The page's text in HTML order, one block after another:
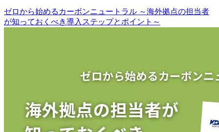
ゼロから始めるカーボンニュートラル ～海外拠点の担当者
が知っておくべき導入ステップとポイント～